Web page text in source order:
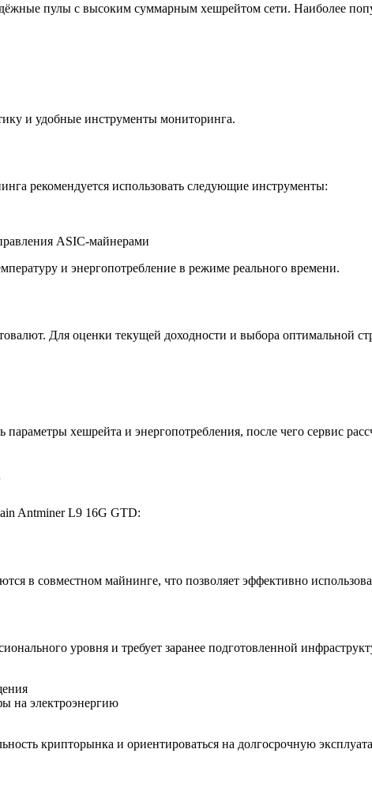
пулы с высоким суммарным хешрейтом сети. Наиболее
и удобные инструменты мониторинга.
рекомендуется использовать следующие инструменты:
ASIC-майнерами
и энергопотребление в режиме реального времени.
Для оценки текущей доходности и выбора оптимальной
хешрейта и энергопотребления, после чего сервис
Antminer L9 16G GTD:
в совместном майнинге, что позволяет эффективно
уровня и требует заранее подготовленной
на электроэнергию
крипторынка и ориентироваться на долгосрочную